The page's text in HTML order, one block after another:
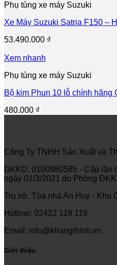
Phụ tùng xe máy Suzuki
Xe Máy Suzuki Satria F150 –
53.490.000 ₫
Xem nhanh
Phụ tùng xe máy Suzuki
Bộ kim Phun 10 lỗ chính hãng
480.000 ₫
Công Ty TNHH Sản Xuất và
DKKD: 0100980585 - Cấp lần
ngày 01/3/2021 do Phòng
Trụ sở: Tòa nhà An Huy - Khu
Hotline: 02422 119 119
Email: info@khangthinh.vn
Giới thiệu